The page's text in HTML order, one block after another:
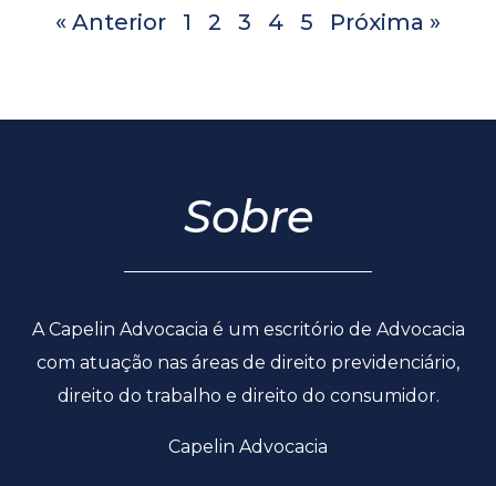
« Anterior
1 2 3 4 5 Próxima »
Sobre
A Capelin Advocacia é um escritório de Advocacia
com atuação nas áreas de direito previdenciário,
direito do trabalho e direito do consumidor.
Capelin Advocacia